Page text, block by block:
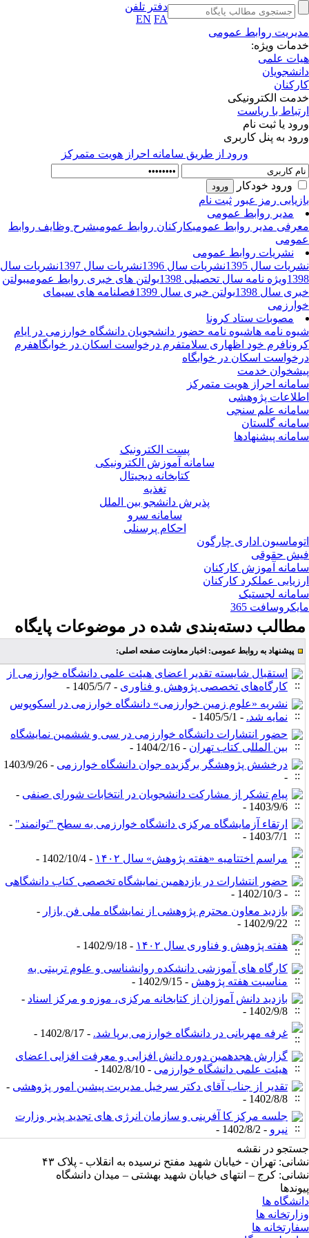
دفتر تلفن
EN FA
روابط عمومی
ویژه:
علمی
الکترونیکی
با ریاست
یا ثبت نام
به پنل کاربری
ورود از طريق سامانه احراز هويت متمركز
ورود خودکار
رمز عبور ثبت نام
مدیر روابط عمومی
مدیر روابط عمومیکارکنان روابط عمومیشرح وظایف روابط
نشریات روابط عمومی
سال 1395
نشریات سال 1396 نشریات سال 1397
نشریات سال
ویژه نامه سال تحصیلی 1398 بولتن های خبری روابط عمومیبولتن
سال 1398
بولتن خبری سال 1399
فصلنامه های سیمای
مصوبات ستاد کرونا
نامه هاشیوه نامه حضور دانشجویان دانشگاه خوارزمی در ایام
فرم خود اظهاری سلامتفرم درخواست اسکان در خوابگاهفرم
اسکان در خوابگاه
خدمت
احراز هویت متمرکز
پژوهشی
علم سنجی
گلستان
پیشنهادها
پست الکترونیک
سامانه آموزش الکترونیکی
کتابخانه دیجیتال
تغذیه
پذیرش دانشجو بین الملل
سامانه سرو
احکام پرسنلی
اداری چارگون
حقوقی
آموزش کارکنان
عملکرد کارکنان
لجستیک
365
دسته‌بندی شده در موضوعات پایگاه
پیشنهاد به روابط عمومی: اخبار معاونت صفحه اصلی:
استقبال شایسته تقدیر اعضای هیئت‌ علمی دانشگاه خوارزمی از
‌کارگاه‌های تخصصی پژوهش و فناوری- 1405/5/7 -
نشریه «علوم زمین خوارزمی» دانشگاه خوارزمی در اسکوپوس
نمایه شد.- 1405/5/1 -
حضور انتشارات دانشگاه خوارزمی در سی و ششمین نمایشگاه
بین المللی کتاب تهران- 1404/2/16 -
​​​​​​​درخشش پژوهشگر برگزیده جوان دانشگاه خوارزمی
- 1403/9/26
پیام تشکر از مشارکت دانشجویان در انتخابات شورای صنفی-
1403/9/6 -
ارتقاء آزمایشگاه مرکزی دانشگاه خوارزمی به سطح "توانمند"-
1403/7/1 -
مراسم اختتامیه «هفته پژوهش» سال ۱۴۰۲
- 1402/10/4 -
حضور انتشارات در یازدهمین نمایشگاه تخصصی کتاب دانشگاهی
بازدید معاون محترم پژوهشی از نمایشگاه ملی فن بازار -
1402/9/22 -
هفته پژوهش و فناوری سال ۱۴۰۲
- 1402/9/18 -
کارگاه های آموزشی دانشکده روانشناسی و علوم تربیتی به
مناسبت هفته پژوهش- 1402/9/15 -
بازدید دانش آموزان از کتابخانه مرکزی، موزه و مرکز اسناد-
1402/9/8 -
غرفه مهربانی در دانشگاه خوارزمی برپا شد.- 1402/8/17 -
گزارش هجدهمین دوره دانش افزایی و معرفت افزایی اعضای
هیئت علمی دانشگاه خوارزمی- 1402/8/10 -
تقدیر از جناب آقای دکتر سرخیل مدیریت پیشین امور پژوهشی-
1402/8/8 -
جلسه مرکز کا آفرینی و سازمان انرژی‌ های تجدید پذیر وزارت
نیرو - 1402/8/2 -
در نقشه
تهران - خیابان شهید مفتح نرسیده به انقلاب - پلاک ۴۳
کرج – انتهای خیابان شهید بهشتی – میدان دانشگاه
ها
ها
ها